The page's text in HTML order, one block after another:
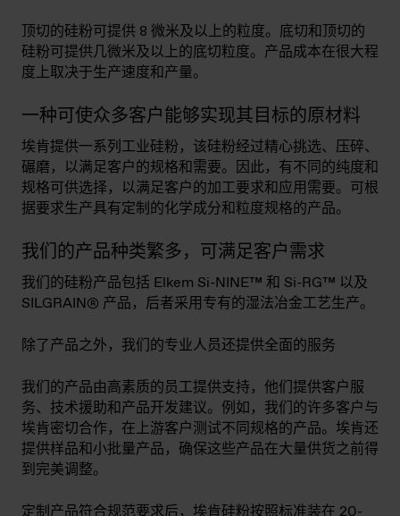
顶切的硅粉可提供 8 微米及以上的粒度。底切和顶切的
硅粉可提供几微米及以上的底切粒度。产品成本在很大程
度上取决于生产速度和产量。
一种可使众多客户能够实现其目标的原材料
埃肯提供一系列工业硅粉，该硅粉经过精心挑选、压碎、
碾磨，以满足客户的规格和需要。因此，有不同的纯度和
规格可供选择，以满足客户的加工要求和应用需要。可根
据要求生产具有定制的化学成分和粒度规格的产品。
我们的产品种类繁多，可满足客户需求
我们的硅粉产品包括 Elkem Si-NINE™ 和 Si-RG™ 以及
SILGRAIN® 产品，后者采用专有的湿法冶金工艺生产。
除了产品之外，我们的专业人员还提供全面的服务
我们的产品由高素质的员工提供支持，他们提供客户服
务、技术援助和产品开发建议。例如，我们的许多客户与
埃肯密切合作，在上游客户测试不同规格的产品。埃肯还
提供样品和小批量产品，确保这些产品在大量供货之前得
到完美调整。
定制产品符合规范要求后，埃肯硅粉按照标准装在 20-